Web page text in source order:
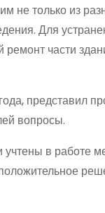
только из
Для
части
представил
вопросы.
в работе